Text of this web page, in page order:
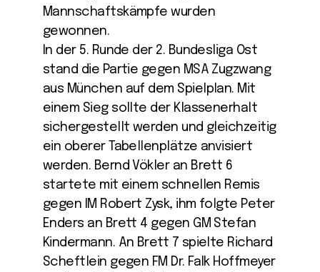
Mannschaftskämpfe wurden
gewonnen.
In der 5. Runde der 2. Bundesliga Ost
stand die Partie gegen MSA Zugzwang
aus München auf dem Spielplan. Mit
einem Sieg sollte der Klassenerhalt
sichergestellt werden und gleichzeitig
ein oberer Tabellenplätze anvisiert
werden. Bernd Vökler an Brett 6
startete mit einem schnellen Remis
gegen IM Robert Zysk, ihm folgte Peter
Enders an Brett 4 gegen GM Stefan
Kindermann. An Brett 7 spielte Richard
Scheftlein gegen FM Dr. Falk Hoffmeyer